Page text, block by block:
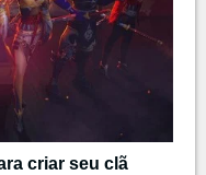
criar seu clã